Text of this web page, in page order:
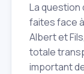
La question
faites face
Albert et
totale
important